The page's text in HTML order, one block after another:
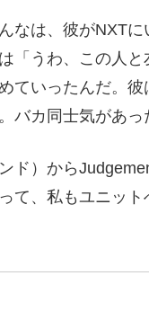
なは、彼がNXT
「うわ、この人
ていったんだ。
バカ同士気があっ
ド）から
て、私もユニッ